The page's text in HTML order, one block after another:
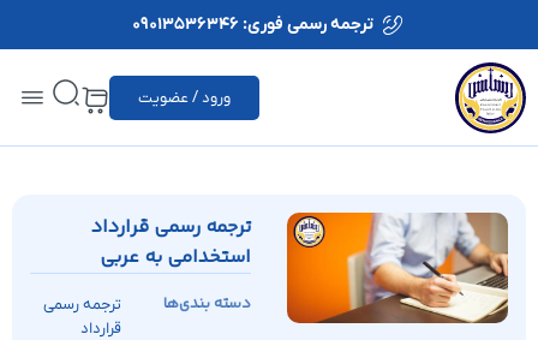
ترجمه رسمی فوری: 09013536346
ورود / عضویت
ترجمه رسمی قرارداد
استخدامی به عربی
دسته بندی‌ها
ترجمه رسمی
قرارداد